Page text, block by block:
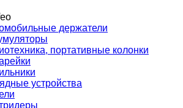
держатели
портативные колонки
устройства